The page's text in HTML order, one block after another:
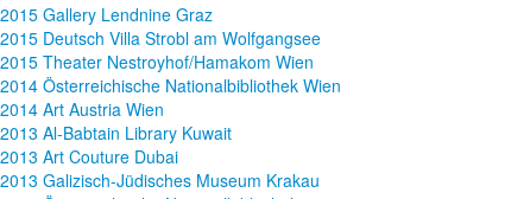
2015 Gallery Lendnine Graz
2015 Deutsch Villa Strobl am Wolfgangsee
2015 Theater Nestroyhof/Hamakom Wien
2014 Österreichische Nationalbibliothek Wien
2014 Art Austria Wien
2013 Al-Babtain Library Kuwait
2013 Art Couture Dubai
2013 Galizisch-Jüdisches Museum Krakau